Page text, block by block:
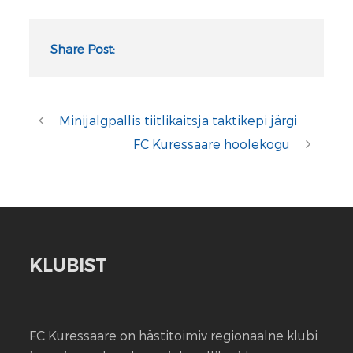
Share Post:
Minijalgpallis tiitlikaitsja taktikepi järgi
FC Kuressaare hoolekogu
KLUBIST
FC Kuressaare on hästitoimiv regionaalne klubi